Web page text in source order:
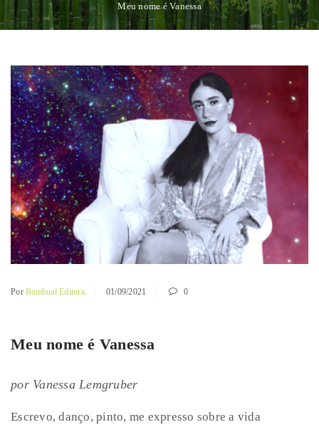
Meu nome é Vanessa
Por Bambual Editora 01/09/2021 0
Meu nome é Vanessa
por Vanessa Lemgruber
Escrevo, danço, pinto, me expresso sobre a vida